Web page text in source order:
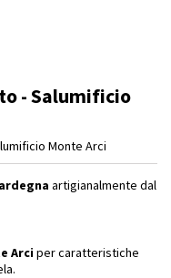
- Salumificio
Monte Arci
artigianalmente dal
Arciper caratteristiche